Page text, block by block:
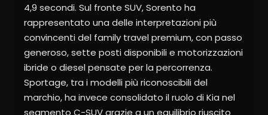
4,9 secondi. Sul fronte SUV, Sorento ha
rappresentato una delle interpretazioni più
convincenti del family travel premium, con passo
generoso, sette posti disponibili e motorizzazioni
ibride o diesel pensate per la percorrenza.
Sportage, tra i modelli più riconoscibili del
marchio, ha invece consolidato il ruolo di Kia nel
segmento C-SUV grazie a un equilibrio riuscito